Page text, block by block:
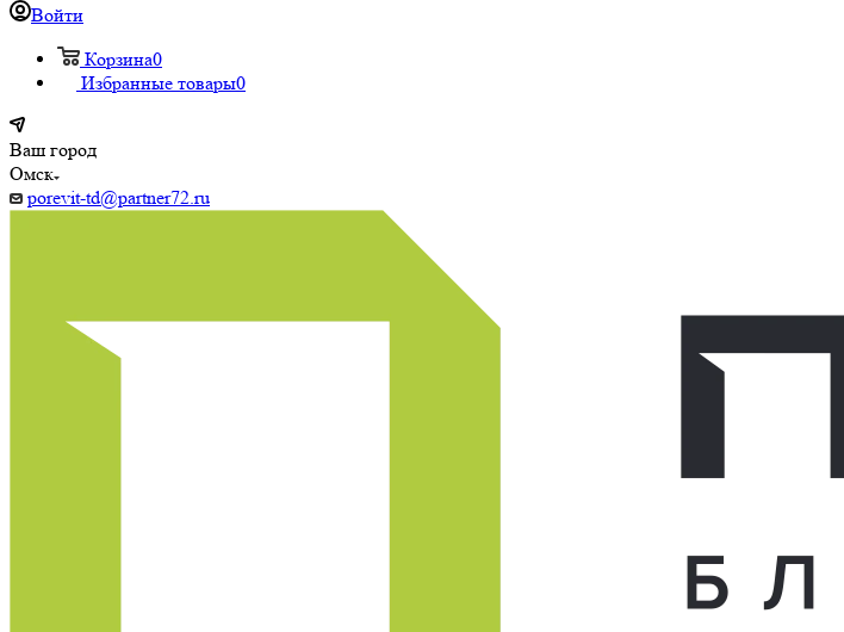
Войти
Корзина0
Избранные товары0
Ваш город
Омск
porevit-td@partner72.ru